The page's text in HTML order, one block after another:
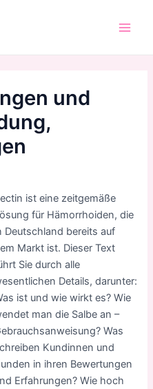
und
ist eine zeitgemäße
für Hämorrhoiden, die
Deutschland bereits auf
Markt ist. Dieser Text
Sie durch alle
Details, darunter:
ist und wie wirkt es? Wie
man die Salbe an –
Was
Kundinnen und
in ihren Bewertungen
Erfahrungen? Wie hoch